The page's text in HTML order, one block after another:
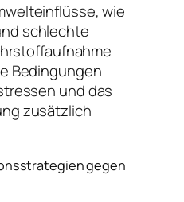
wie
schlechte
Bedingungen
und das
zusätzlich
gegen